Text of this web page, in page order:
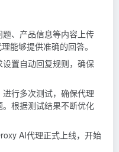
题、产品信息等内容上传
能够提供准确的回答。
设置自动回复规则，确保
行多次测试，确保代理
根据测试结果不断优化
AI代理正式上线，开始